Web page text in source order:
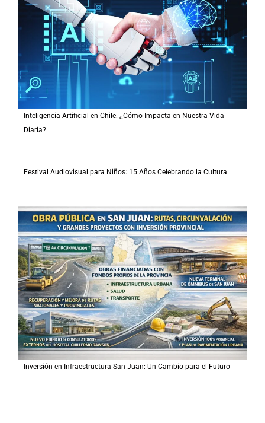
Inteligencia Artificial en Chile: ¿Cómo Impacta en Nuestra Vida
Diaria?
Festival Audiovisual para Niños: 15 Años Celebrando la Cultura
Inversión en Infraestructura San Juan: Un Cambio para el Futuro